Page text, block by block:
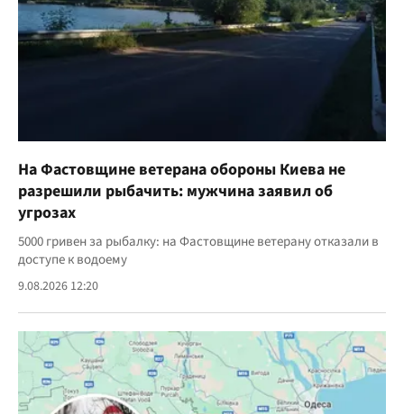
На Фастовщине ветерана обороны Киева не
разрешили рыбачить: мужчина заявил об
угрозах
5000 гривен за рыбалку: на Фастовщине ветерану отказали в
доступе к водоему
9.08.2026 12:20